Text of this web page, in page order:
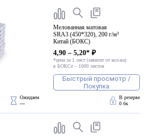
Мелованная матовая
SRA3 (450*320), 200 г/м²
Китай (БОКС)
4,90 – 5,20* ₽
*цена за 1 лист (зависит от кол-ва)
в БОКСе – 1000 листов
Быстрый просмотр /
Покупка
Ожидаем
—
В резерве
0 бк